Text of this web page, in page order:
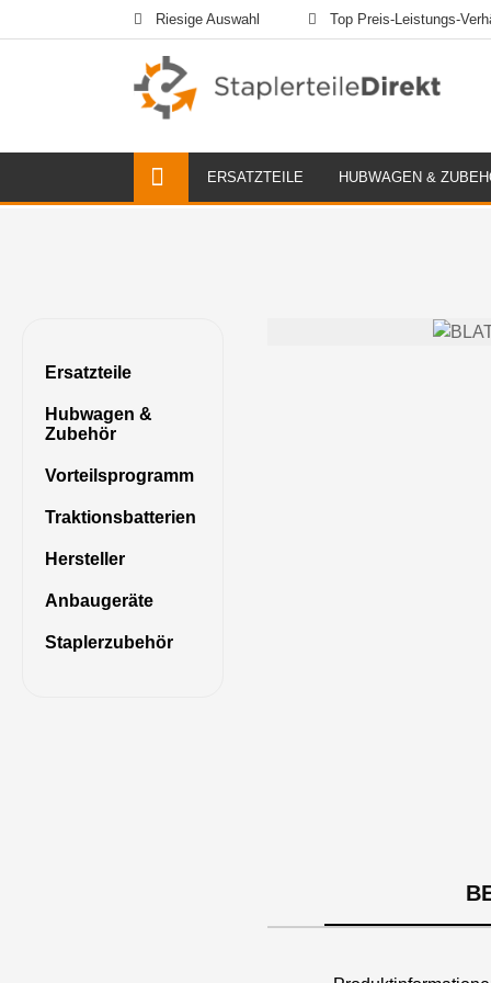
Riesige Auswahl Top Preis-Leistungs-
ERSATZTEILE HUBWAGEN &
Ersatzteile
Hubwagen &
Zubehör
Vorteilsprogramm
Traktionsbatterien
Hersteller
Anbaugeräte
Staplerzubehör